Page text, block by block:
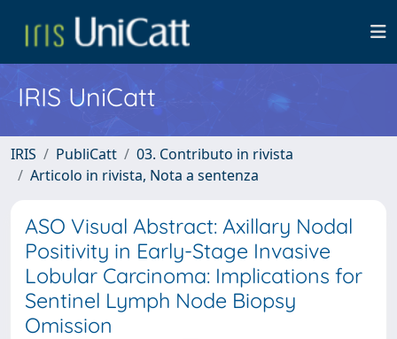
IRIS UniCatt
IRIS PubliCatt
03. Contributo in rivista
Articolo in rivista, Nota a sentenza
ASO Visual Abstract: Axillary Nodal
Positivity in Early-Stage Invasive
Lobular Carcinoma: Implications for
Sentinel Lymph Node Biopsy
Omission